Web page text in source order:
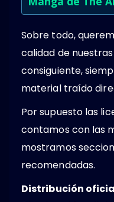
Sobre todo,
calidad de
consiguiente,
material traído
Por supuesto las
contamos con las
mostramos
recomendadas.
Distribución